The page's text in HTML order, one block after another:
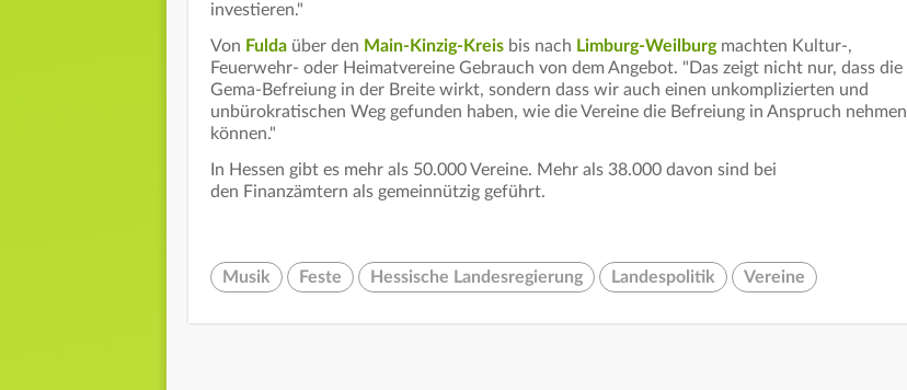
investieren."
Von Fulda über den Main-Kinzig-Kreis bis nach Limburg-Weilburgmachten Kultur-,
Feuerwehr- oder Heimatvereine Gebrauch von dem Angebot. "Das zeigt nicht nur, dass die
Gema-Befreiung in der Breite wirkt, sondern dass wir auch einen unkomplizierten und
unbürokratischen Weg gefunden haben, wie die Vereine die Befreiung in Anspruch nehmen
können."
In Hessen gibt es mehr als 50.000 Vereine. Mehr als 38.000 davon sind bei
den Finanzämtern als gemeinnützig geführt.
Musik Feste Hessische Landesregierung Landespolitik Vereine